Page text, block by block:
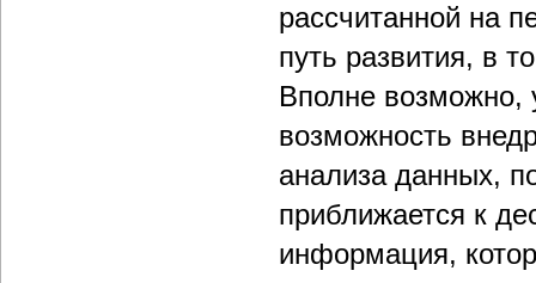
рассчитанной на
путь развития, в
Вполне возможно,
возможность
анализа данных,
приближается к
информация,